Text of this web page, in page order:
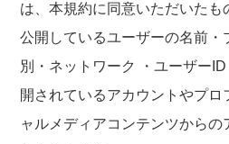
は、本規約に同意いただいた
公開しているユーザーの名前・
別・ネットワーク ・ユーザー
開されているアカウントやプ
ャルメディアコンテンツから